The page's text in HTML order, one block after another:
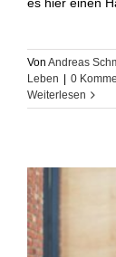
es hier einen
Von Andreas
Leben
0
Weiterlesen